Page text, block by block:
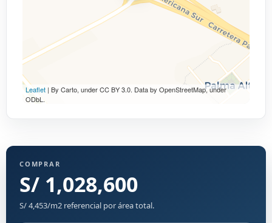
Leaflet | By Carto, under CC BY 3.0. Data by OpenStreetMap, under
ODbL.
COMPRAR
S/ 1,028,600
S/ 4,453/m2 referencial por área total.